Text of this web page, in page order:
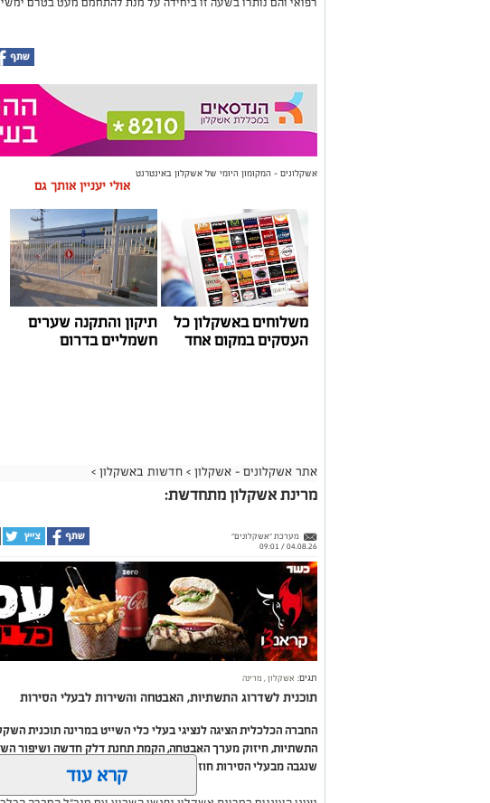
אשקלונים - המקומון היומי של אשקלון באינטרנט
אולי יעניין אותך גם
משלוחים באשקלון כל
העסקים במקום אחד
תיקון והתקנה שערים
חשמליים בדרום
אתר אשקלונים - אשקלון > חדשות באשקלון >
מרינת אשקלון מתחדשת:
מערכת "אשקלונים"
04.08.26 / 09:01
תגים: אשקלון, מרינה
תוכנית לשדרוג התשתיות, האבטחה והשירות לבעלי הסירות
החברה הכלכלית הציגה לנציגי בעלי כלי השייט במרינה תוכנית
התשתיות, חיזוק מערך האבטחה, הקמת תחנת דלק חדשה ושיפור
שנגבה מבעלי הסירות חוזר בחזרה אליהם באמצעות שיפור המרינה
קרא עוד